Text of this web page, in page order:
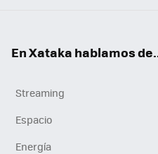
En Xataka hablamos
Streaming
Espacio
Energía